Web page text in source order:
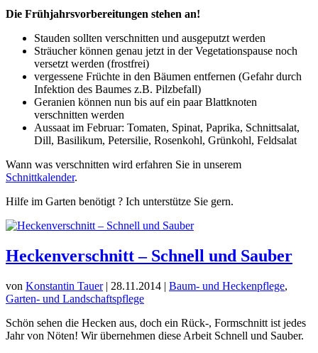
Die Frühjahrsvorbereitungen stehen an!
Stauden sollten verschnitten und ausgeputzt werden
Sträucher können genau jetzt in der Vegetationspause noch
versetzt werden (frostfrei)
vergessene Früchte in den Bäumen entfernen (Gefahr durch
Infektion des Baumes z.B. Pilzbefall)
Geranien können nun bis auf ein paar Blattknoten
verschnitten werden
Aussaat im Februar: Tomaten, Spinat, Paprika, Schnittsalat,
Dill, Basilikum, Petersilie, Rosenkohl, Grünkohl, Feldsalat
Wann was verschnitten wird erfahren Sie in unserem
Schnittkalender.
Hilfe im Garten benötigt ? Ich unterstütze Sie gern.
Heckenverschnitt – Schnell und Sauber
von Konstantin Tauer| 28.11.2014 | Baum- und Heckenpflege,
Garten- und Landschaftspflege
Schön sehen die Hecken aus, doch ein Rück-, Formschnitt ist jedes
Jahr von Nöten! Wir übernehmen diese Arbeit Schnell und Sauber.